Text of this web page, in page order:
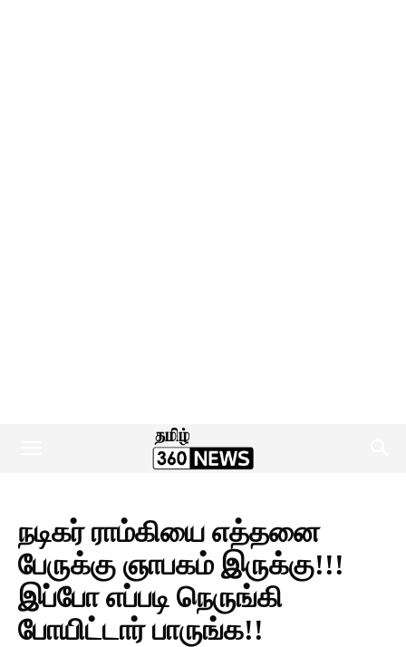
நடிகர் ராம்கியை எத்தனை
பேருக்கு ஞாபகம் இருக்கு!!!
இப்போ எப்படி நெருங்கி
போயிட்டார் பாருங்க!!